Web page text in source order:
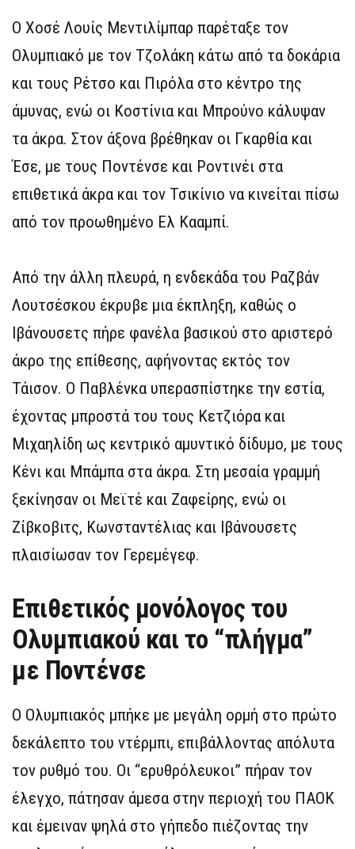
Ο Χοσέ Λουίς Μεντιλίμπαρ παρέταξε τον
Ολυμπιακό με τον Τζολάκη κάτω από τα δοκάρια
και τους Ρέτσο και Πιρόλα στο κέντρο της
άμυνας, ενώ οι Κοστίνια και Μπρούνο κάλυψαν
τα άκρα. Στον άξονα βρέθηκαν οι Γκαρθία και
Έσε, με τους Ποντένσε και Ροντινέι στα
επιθετικά άκρα και τον Τσικίνιο να κινείται πίσω
από τον προωθημένο Ελ Κααμπί.
Από την άλλη πλευρά, η ενδεκάδα του Ραζβάν
Λουτσέσκου έκρυβε μια έκπληξη, καθώς ο
Ιβάνουσετς πήρε φανέλα βασικού στο αριστερό
άκρο της επίθεσης, αφήνοντας εκτός τον
Τάισον. Ο Παβλένκα υπερασπίστηκε την εστία,
έχοντας μπροστά του τους Κετζιόρα και
Μιχαηλίδη ως κεντρικό αμυντικό δίδυμο, με τους
Κένι και Μπάμπα στα άκρα. Στη μεσαία γραμμή
ξεκίνησαν οι Μεϊτέ και Ζαφείρης, ενώ οι
Ζίβκοβιτς, Κωνσταντέλιας και Ιβάνουσετς
πλαισίωσαν τον Γερεμέγεφ.
Επιθετικός μονόλογος του
Ολυμπιακού και το “πλήγμα”
με Ποντένσε
Ο Ολυμπιακός μπήκε με μεγάλη ορμή στο πρώτο
δεκάλεπτο του ντέρμπι, επιβάλλοντας απόλυτα
τον ρυθμό του. Οι “ερυθρόλευκοι” πήραν τον
έλεγχο, πάτησαν άμεσα στην περιοχή του ΠΑΟΚ
και έμειναν ψηλά στο γήπεδο πιέζοντας την